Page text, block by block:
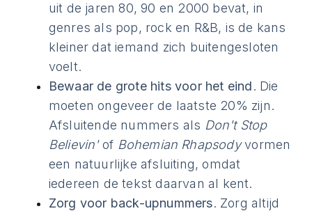
uit de jaren 80, 90 en 2000 bevat, in
genres als pop, rock en R&B, is de kans
kleiner dat iemand zich buitengesloten
voelt.
Bewaar de grote hits voor het eind. Die
moeten ongeveer de laatste 20% zijn.
Afsluitende nummers als Don't Stop
Believin'of Bohemian Rhapsodyvormen
een natuurlijke afsluiting, omdat
iedereen de tekst daarvan al kent.
Zorg voor back-upnummers. Zorg altijd